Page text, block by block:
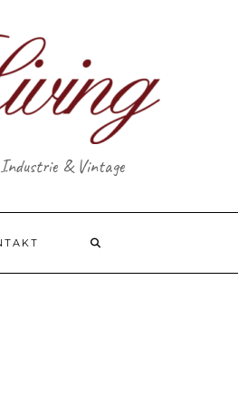
& Vintage